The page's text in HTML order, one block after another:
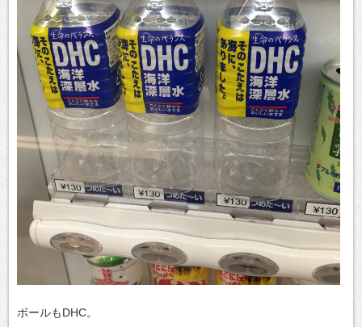
ボールもDHC。